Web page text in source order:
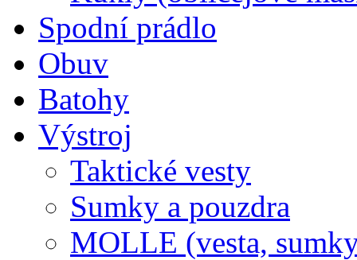
Spodní prádlo
Obuv
Batohy
Výstroj
Taktické vesty
Sumky a pouzdra
MOLLE (vesta,